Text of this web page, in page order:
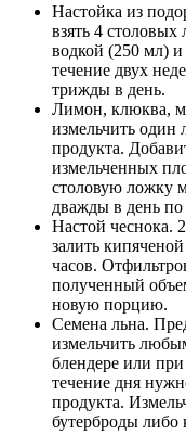
Настойка из
взять 4
водкой (250 мл) и
течение двух
трижды в день.
Лимон, клюква,
измельчить один
продукта.
измельченных
столовую ложку
дважды в день по
Настой чеснока.
залить
часов.
полученный
новую порцию.
Семена льна.
измельчить
блендере или
течение дня
продукта.
бутерброды либо